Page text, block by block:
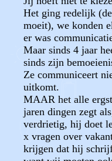
Het ging redelijk
moeit), we konden
er was
Maar sinds 4 jaar
sinds zijn
Ze communiceert
uitkomt.
MAAR het alle
jaren dingen zegt
verdrietig, hij doet
x vragen over
krijgen dat hij